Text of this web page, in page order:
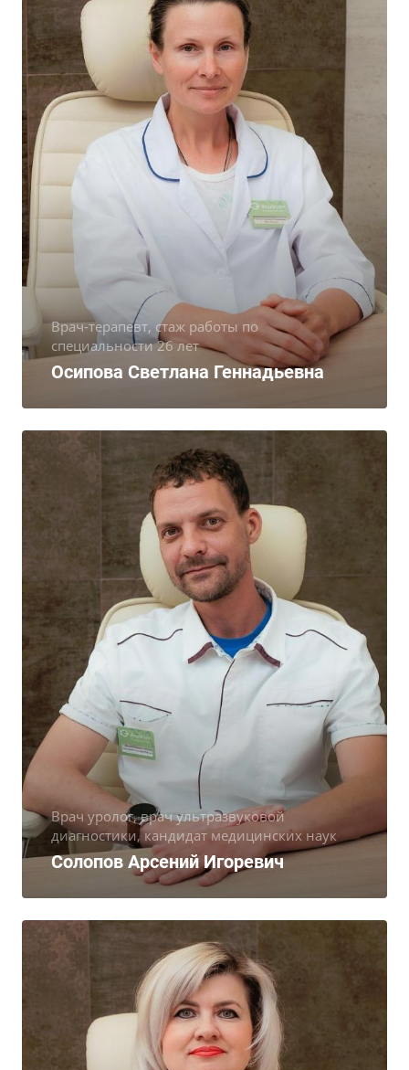
Врач-терапевт, стаж работы по
специальности 26 лет
Осипова Светлана Геннадьевна
Врач уролог, врач ультразвуковой
диагностики, кандидат медицинских наук
Солопов Арсений Игоревич